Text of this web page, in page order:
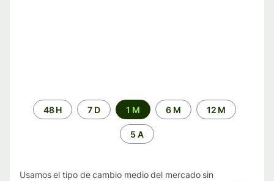
Periodo48 H 7 D 1 M 6 M 12 M
5 A
Usamos el tipo de cambio medio del mercado sin